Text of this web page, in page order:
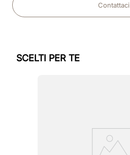
Contattaci
SCELTI PER TE